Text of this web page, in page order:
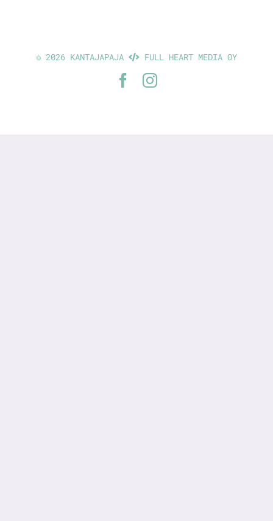
© 2026 KANTAJAPAJA FULL HEART MEDIA OY
Facebook
Instagram